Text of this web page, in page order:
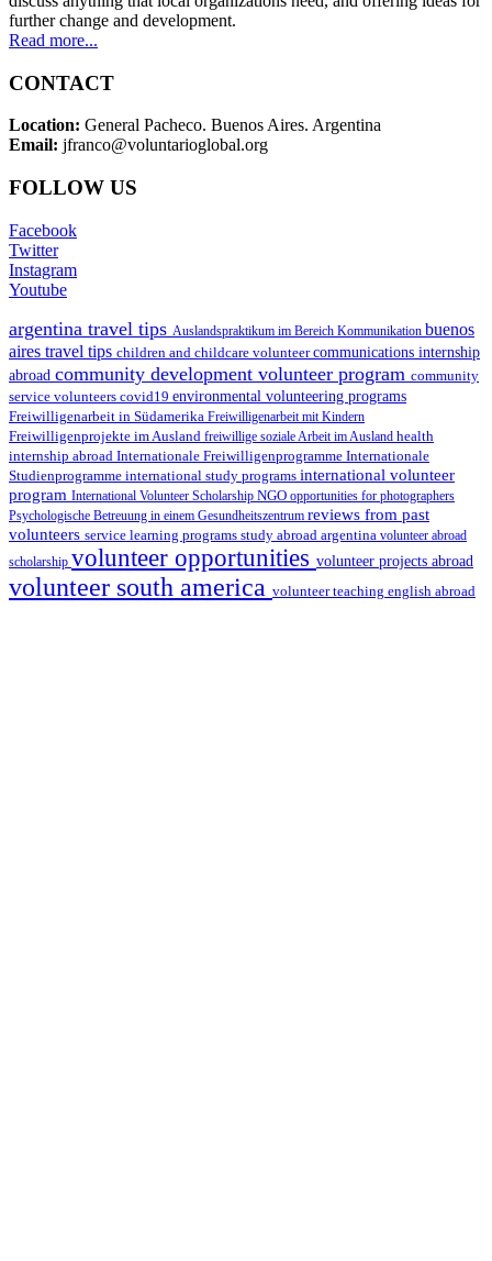
further change and development.
Read more...
CONTACT
Location: General Pacheco. Buenos Aires. Argentina
Email: jfranco@voluntarioglobal.org
FOLLOW US
Facebook
Twitter
Instagram
Youtube
argentina travel tips Auslandspraktikum im Bereich Kommunikation buenos
aires travel tips children and childcare volunteercommunications internship
abroad community development volunteer program community
service volunteers covid19 environmental volunteering programs
Freiwilligenarbeit in Südamerika Freiwilligenarbeit mit Kindern
Freiwilligenprojekte im Ausland freiwillige soziale Arbeit im Ausland health
internship abroad Internationale Freiwilligenprogramme Internationale
Studienprogramme international study programs international volunteer
program International Volunteer Scholarship NGO opportunities for photographers
Psychologische Betreuung in einem Gesundheitszentrum reviews from past
volunteers service learning programs study abroad argentina volunteer abroad
scholarship volunteer opportunities volunteer projects abroad
volunteer south america volunteer teaching english abroad